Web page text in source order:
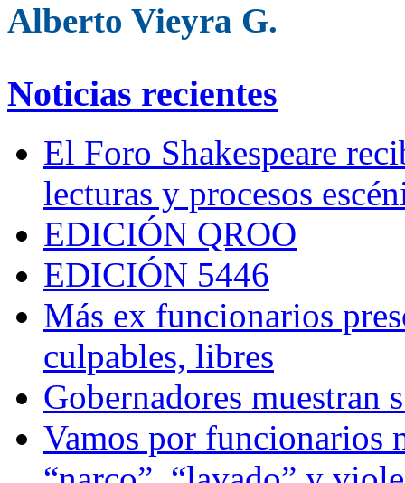
Alberto Vieyra G.
Noticias recientes
El Foro Shakespeare
lecturas y procesos
EDICIÓN QROO
EDICIÓN 5446
Más ex funcionarios
culpables, libres
Gobernadores muestran
Vamos por funcionarios